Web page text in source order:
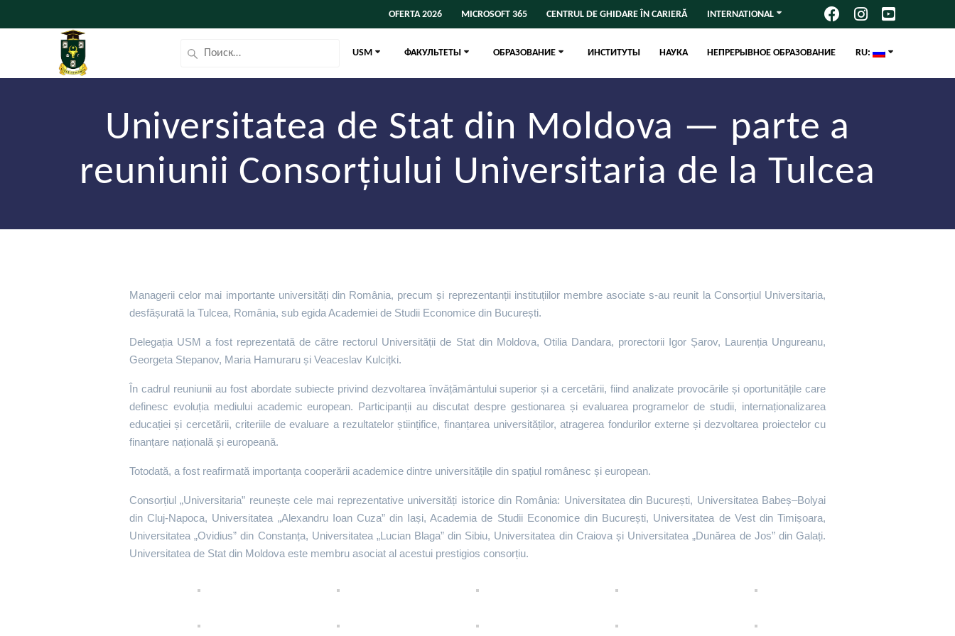
OFERTA 2026 MICROSOFT 365 CENTRUL DE GHIDARE ÎN CARIERĂ INTERNATIONAL
USM ФАКУЛЬТЕТЫ ОБРАЗОВАНИЕ ИНСТИТУТЫ НАУКА НЕПРЕРЫВНОЕ ОБРАЗОВАНИЕ RU:
Universitatea de Stat din Moldova — parte a
reuniunii Consorțiului Universitaria de la Tulcea
Managerii celor mai importante universități din România, precum și reprezentanții instituțiilor membre asociate s-au reunit la Consorțiul Universitaria,
desfășurată la Tulcea, România, sub egida Academiei de Studii Economice din București.
Delegația USM a fost reprezentată de către rectorul Universității de Stat din Moldova, Otilia Dandara, prorectorii Igor Șarov, Laurenția Ungureanu,
Georgeta Stepanov, Maria Hamuraru și Veaceslav Kulcițki.
În cadrul reuniunii au fost abordate subiecte privind dezvoltarea învățământului superior și a cercetării, fiind analizate provocările și oportunitățile care
definesc evoluția mediului academic european. Participanții au discutat despre gestionarea și evaluarea programelor de studii, internaționalizarea
educației și cercetării, criteriile de evaluare a rezultatelor științifice, finanțarea universităților, atragerea fondurilor externe și dezvoltarea proiectelor cu
finanțare națională și europeană.
Totodată, a fost reafirmată importanța cooperării academice dintre universitățile din spațiul românesc și european.
Consorțiul „Universitaria” reunește cele mai reprezentative universități istorice din România: Universitatea din București, Universitatea Babeș–Bolyai
din Cluj-Napoca, Universitatea „Alexandru Ioan Cuza” din Iași, Academia de Studii Economice din București, Universitatea de Vest din Timișoara,
Universitatea „Ovidius” din Constanța, Universitatea „Lucian Blaga” din Sibiu, Universitatea din Craiova și Universitatea „Dunărea de Jos” din Galați.
Universitatea de Stat din Moldova este membru asociat al acestui prestigios consorțiu.